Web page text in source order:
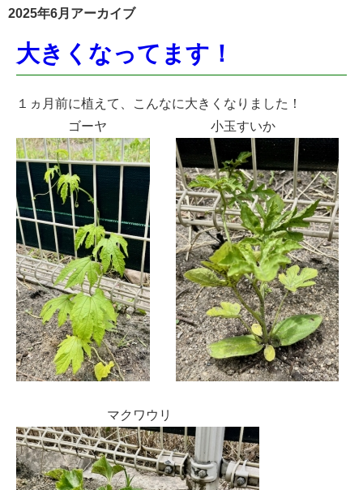
2025年6月アーカイブ
大きくなってます！
１ヵ月前に植えて、こんなに大きくなりました！
ゴーヤ 小玉すいか
マクワウリ